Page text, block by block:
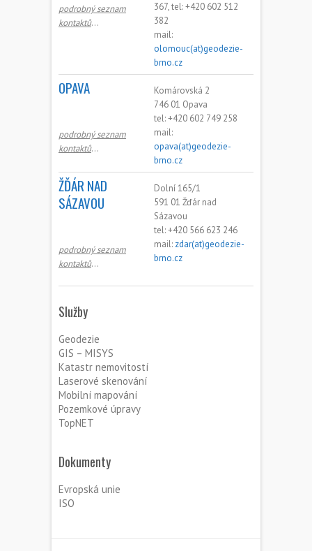
podrobný seznam
kontaktů…
367, tel: +420 602 512
382
mail:
olomouc(at)geodezie-
brno.cz
OPAVA
podrobný seznam
kontaktů…
Komárovská 2
746 01 Opava
tel: +420 602 749 258
mail:
opava(at)geodezie-
brno.cz
ŽĎÁR NAD
SÁZAVOU
podrobný seznam
kontaktů…
Dolní 165/1
591 01 Žďár nad
Sázavou
tel: +420 566 623 246
mail: zdar(at)geodezie-
brno.cz
Služby
Geodezie
GIS – MISYS
Katastr nemovitostí
Laserové skenování
Mobilní mapování
Pozemkové úpravy
TopNET
Dokumenty
Evropská unie
ISO